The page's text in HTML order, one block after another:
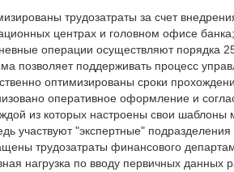
трудозатраты за счет
центрах и головном офисе банка;
операции осуществляют порядка
позволяет поддерживать процесс
оптимизированы сроки
оперативное оформление и
из которых настроены свои шаблоны
участвуют "экспертные" подразделения
трудозатраты финансового
нагрузка по вводу первичных